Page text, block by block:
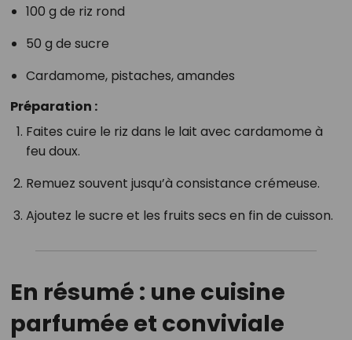
100 g de riz rond
50 g de sucre
Cardamome, pistaches, amandes
Préparation :
Faites cuire le riz dans le lait avec cardamome à
feu doux.
Remuez souvent jusqu’à consistance crémeuse.
Ajoutez le sucre et les fruits secs en fin de cuisson.
En résumé : une cuisine
parfumée et conviviale